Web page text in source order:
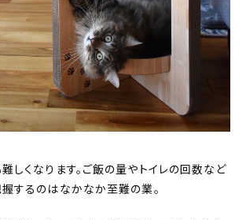
しくなります。ご飯の量やトイレの回数など
するのはなかなか至難の業。